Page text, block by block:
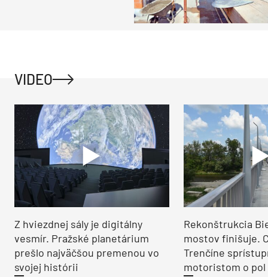
VIDEO
Z hviezdnej sály je digitálny
vesmír. Pražské planetárium
prešlo najväčšou premenou vo
svojej histórii
Rekonštrukcia
mostov finišuje.
Trenčíne
motoristom o pol